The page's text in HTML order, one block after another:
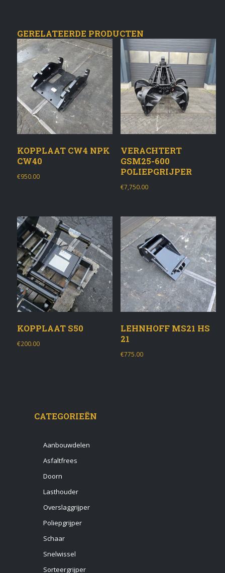
GERELATEERDE PRODUCTEN
KOPPLAAT CW4 NPK
CW40
€950.00
VERACHTERT
GSM25-600
POLIEPGRIJPER
€7,750.00
KOPPLAAT S50
€200.00
LEHNHOFF MS21 HS
21
€775.00
CATEGORIEËN
Aanbouwdelen
Asfaltfrees
Doorn
Lasthouder
Overslaggrijper
Poliepgrijper
Schaar
Snelwissel
Sorteergrijper